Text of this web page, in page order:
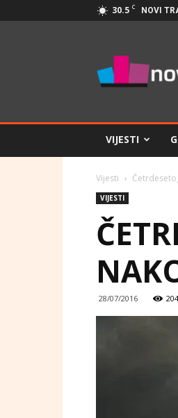
30.5 C NOVI
Travnik.ba
VIJESTI
Vijesti
VIJESTI
28/07/2016